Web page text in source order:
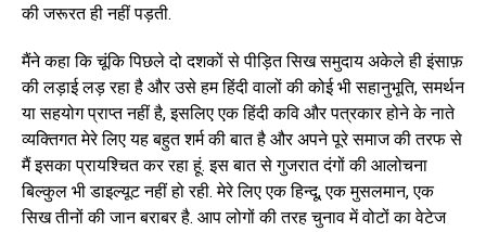
की जरूरत ही नहीं पड़ती.
मैंने कहा कि चूंकि पिछले दो दशकों से पीड़ित सिख समुदाय अकेले ही इंसाफ़
की लड़ाई लड़ रहा है और उसे हम हिंदी वालों की कोई भी सहानुभूति, समर्थन
या सहयोग प्राप्त नहीं है, इसलिए एक हिंदी कवि और पत्रकार होने के नाते
व्यक्तिगत मेरे लिए यह बहुत शर्म की बात है और अपने पूरे समाज की तरफ से
मैं इसका प्रायश्चित कर रहा हूं. इस बात से गुजरात दंगों की आलोचना
बिल्कुल भी डाइल्यूट नहीं हो रही. मेरे लिए एक हिन्दू, एक मुसलमान, एक
सिख तीनों की जान बराबर है. आप लोगों की तरह चुनाव में वोटों का वेटेज